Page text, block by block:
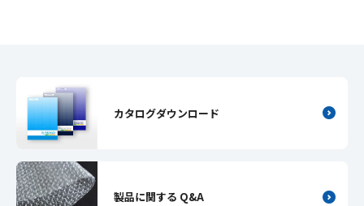
カタログダウンロード
製品に関する Q&A